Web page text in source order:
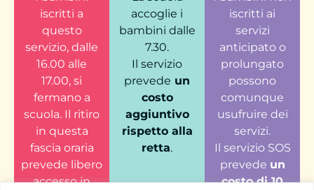
iscritti a
questo
servizio, dalle
16.00 alle
17.00, si
fermano a
scuola. Il ritiro
in questa
fascia oraria
prevede libero
accesso in
accoglie i
bambini dalle
7.30.
Il servizio
prevede un
costo
aggiuntivo
rispetto alla
retta.
iscritti ai
servizi
anticipato o
prolungato
possono
comunque
usufruire dei
servizi.
Il servizio SOS
prevede un
costo di 10